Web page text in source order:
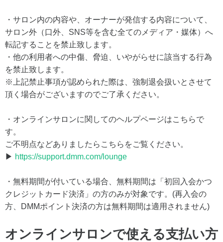
・サロン内の内容や、オーナーが発信する内容について、
サロン外（口外、SNS等を含む全てのメディア・媒体）へ
転記することを禁止致します。
・他の利用者への中傷、脅迫、いやがらせに該当する行為
を禁止致します。
※上記禁止事項が認められた際は、強制退会扱いとさせて
頂く場合がございますのでご了承ください。
・オンラインサロンに関してのヘルプページはこちらで
す。
ご不明点などありましたらこちらをご覧ください。
▶ https://support.dmm.com/lounge
・無料期間が付いている場合、無料期間は「初回入会かつ
クレジットカード決済」の方のみが対象です。(再入会の
方、DMMポイント決済の方は無料期間は適用されません)
オンラインサロンで使える支払い方